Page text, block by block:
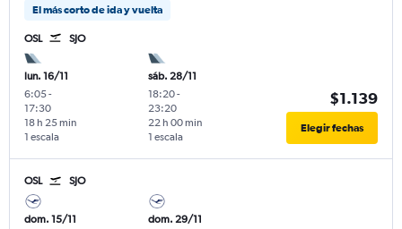
El más corto de ida y vuelta
OSL SJO
lun. 16/11
6:05-
17:30
1 escala
18 h 25 min
sáb. 28/11
18:20-
23:20
1 escala
22 h 00 min
$1.139
Elegir fechas
OSL SJO
dom. 15/11
dom. 29/11